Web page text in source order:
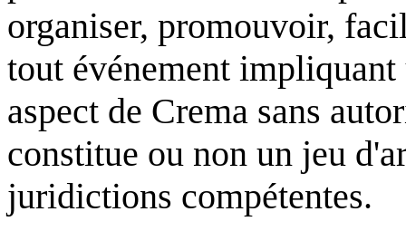
organiser, promouvoir,
tout événement
aspect de Crema sans
constitue ou non un jeu
juridictions compétentes.